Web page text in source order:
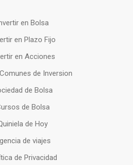
en Bolsa
en Plazo Fijo
en Acciones
de Inversion
de Bolsa
de Bolsa
de Hoy
de viajes
de Privacidad